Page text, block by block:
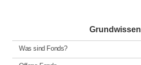
Grundwissen
Was sind Fonds?